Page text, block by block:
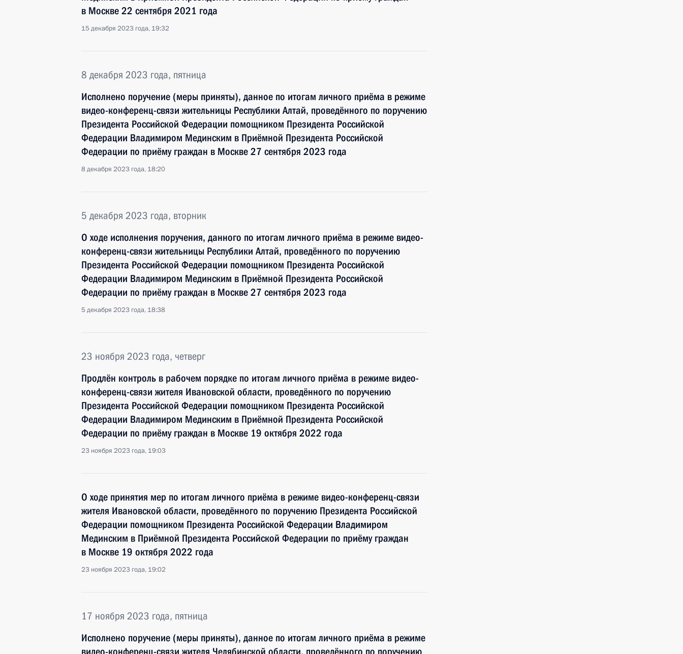
в Москве 22 сентября 2021 года
15 декабря 2023 года, 19:32
8 декабря 2023 года, пятница
Исполнено поручение (меры приняты), данное по итогам личного приёма в режиме
видео-конференц-связи жительницы Республики Алтай, проведённого по поручению
Президента Российской Федерации помощником Президента Российской
Федерации Владимиром Мединским в Приёмной Президента Российской
Федерации по приёму граждан в Москве 27 сентября 2023 года
8 декабря 2023 года, 18:20
5 декабря 2023 года, вторник
О ходе исполнения поручения, данного по итогам личного приёма в режиме видео-
конференц-связи жительницы Республики Алтай, проведённого по поручению
Президента Российской Федерации помощником Президента Российской
Федерации Владимиром Мединским в Приёмной Президента Российской
Федерации по приёму граждан в Москве 27 сентября 2023 года
5 декабря 2023 года, 18:38
23 ноября 2023 года, четверг
Продлён контроль в рабочем порядке по итогам личного приёма в режиме видео-
конференц-связи жителя Ивановской области, проведённого по поручению
Президента Российской Федерации помощником Президента Российской
Федерации Владимиром Мединским в Приёмной Президента Российской
Федерации по приёму граждан в Москве 19 октября 2022 года
23 ноября 2023 года, 19:03
О ходе принятия мер по итогам личного приёма в режиме видео-конференц-связи
жителя Ивановской области, проведённого по поручению Президента Российской
Федерации помощником Президента Российской Федерации Владимиром
Мединским в Приёмной Президента Российской Федерации по приёму граждан
в Москве 19 октября 2022 года
23 ноября 2023 года, 19:02
17 ноября 2023 года, пятница
Исполнено поручение (меры приняты), данное по итогам личного приёма в режиме
видео-конференц-связи жителя Челябинской области, проведённого по поручению